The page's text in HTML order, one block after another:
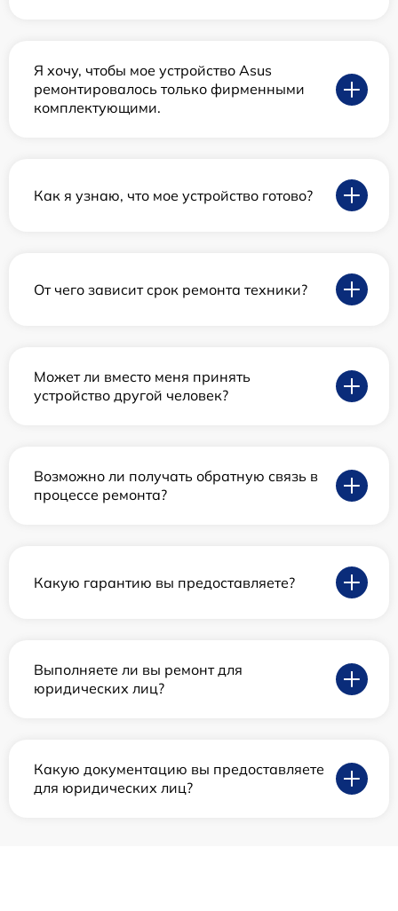
Я хочу, чтобы мое устройство Asus
ремонтировалось только фирменными
комплектующими.
Как я узнаю, что мое устройство готово?
От чего зависит срок ремонта техники?
Может ли вместо меня принять
устройство другой человек?
Возможно ли получать обратную связь в
процессе ремонта?
Какую гарантию вы предоставляете?
Выполняете ли вы ремонт для
юридических лиц?
Какую документацию вы предоставляете
для юридических лиц?